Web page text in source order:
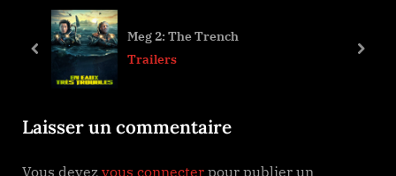
u
o
Meg 2: The Trench
Trailers
prev next
Laisser un commentaire
Vous devez vous connecter pour publier un